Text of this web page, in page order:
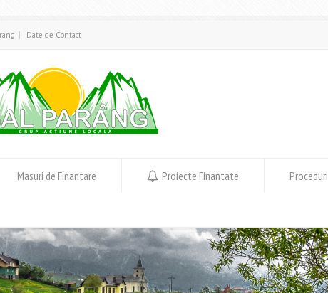
Date de Contact
Masuri de Finantare Proiecte Finantate Proceduri